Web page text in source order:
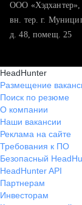
ООО «Хэдхантер»,
вн. тер. г.
д. 48, помещ. 25
HeadHunter
Размещение
Поиск по резюме
О компании
Наши вакансии
Реклама на сайте
Требования к ПО
Безопасный
HeadHunter API
Партнерам
Инвесторам